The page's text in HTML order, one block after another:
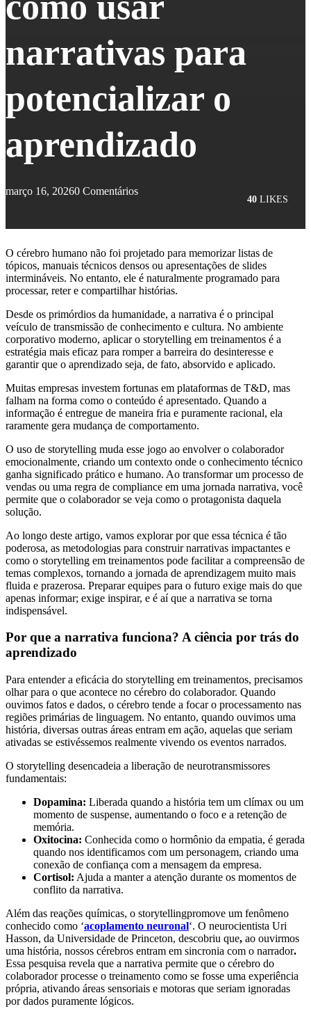
narrativas para
potencializar o
aprendizado
março 16, 20260 Comentários
40 LIKES
O cérebro humano não foi projetado para memorizar listas de
tópicos, manuais técnicos densos ou apresentações de slides
intermináveis. No entanto, ele é naturalmente programado para
processar, reter e compartilhar histórias.
Desde os primórdios da humanidade, a narrativa é o principal
veículo de transmissão de conhecimento e cultura. No ambiente
corporativo moderno, aplicar o storytelling em treinamentos é a
estratégia mais eficaz para romper a barreira do desinteresse e
garantir que o aprendizado seja, de fato, absorvido e aplicado.
Muitas empresas investem fortunas em plataformas de T&D, mas
falham na forma como o conteúdo é apresentado. Quando a
informação é entregue de maneira fria e puramente racional, ela
raramente gera mudança de comportamento.
O uso de storytelling muda esse jogo ao envolver o colaborador
emocionalmente, criando um contexto onde o conhecimento técnico
ganha significado prático e humano. Ao transformar um processo de
vendas ou uma regra de compliance em uma jornada narrativa, você
permite que o colaborador se veja como o protagonista daquela
solução.
Ao longo deste artigo, vamos explorar por que essa técnica é tão
poderosa, as metodologias para construir narrativas impactantes e
como o storytelling em treinamentos pode facilitar a compreensão de
temas complexos, tornando a jornada de aprendizagem muito mais
fluida e prazerosa. Preparar equipes para o futuro exige mais do que
apenas informar; exige inspirar, e é aí que a narrativa se torna
indispensável.
Por que a narrativa funciona? A ciência por trás do
aprendizado
Para entender a eficácia do storytelling em treinamentos, precisamos
olhar para o que acontece no cérebro do colaborador. Quando
ouvimos fatos e dados, o cérebro tende a focar o processamento nas
regiões primárias de linguagem. No entanto, quando ouvimos uma
história, diversas outras áreas entram em ação, aquelas que seriam
ativadas se estivéssemos realmente vivendo os eventos narrados.
O storytelling desencadeia a liberação de neurotransmissores
fundamentais:
Dopamina: Liberada quando a história tem um clímax ou um
momento de suspense, aumentando o foco e a retenção de
memória.
Oxitocina: Conhecida como o hormônio da empatia, é gerada
quando nos identificamos com um personagem, criando uma
conexão de confiança com a mensagem da empresa.
Cortisol: Ajuda a manter a atenção durante os momentos de
conflito da narrativa.
Além das reações químicas, o storytellingpromove um fenômeno
conhecido como ‘acoplamento neuronal‘. O neurocientista Uri
Hasson, da Universidade de Princeton, descobriu que, ao ouvirmos
uma história, nossos cérebros entram em sincronia com o narrador.
Essa pesquisa revela que a narrativa permite que o cérebro do
colaborador processe o treinamento como se fosse uma experiência
própria, ativando áreas sensoriais e motoras que seriam ignoradas
por dados puramente lógicos.